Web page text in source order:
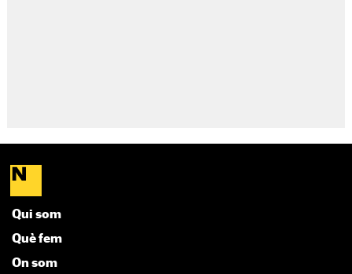
Qui som
Què fem
On som